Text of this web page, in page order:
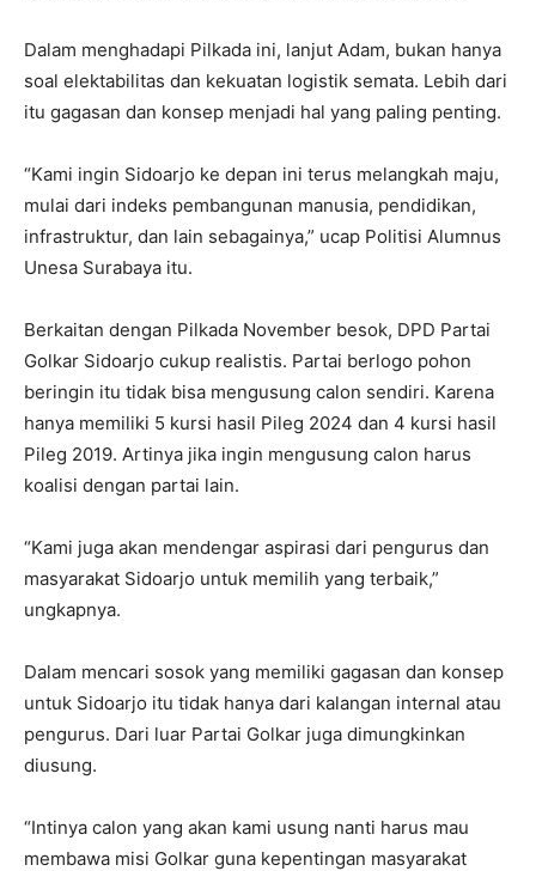
Dalam menghadapi Pilkada ini, lanjut Adam, bukan hanya
soal elektabilitas dan kekuatan logistik semata. Lebih dari
itu gagasan dan konsep menjadi hal yang paling penting.
“Kami ingin Sidoarjo ke depan ini terus melangkah maju,
mulai dari indeks pembangunan manusia, pendidikan,
infrastruktur, dan lain sebagainya,” ucap Politisi Alumnus
Unesa Surabaya itu.
Berkaitan dengan Pilkada November besok, DPD Partai
Golkar Sidoarjo cukup realistis. Partai berlogo pohon
beringin itu tidak bisa mengusung calon sendiri. Karena
hanya memiliki 5 kursi hasil Pileg 2024 dan 4 kursi hasil
Pileg 2019. Artinya jika ingin mengusung calon harus
koalisi dengan partai lain.
“Kami juga akan mendengar aspirasi dari pengurus dan
masyarakat Sidoarjo untuk memilih yang terbaik,”
ungkapnya.
Dalam mencari sosok yang memiliki gagasan dan konsep
untuk Sidoarjo itu tidak hanya dari kalangan internal atau
pengurus. Dari luar Partai Golkar juga dimungkinkan
diusung.
“Intinya calon yang akan kami usung nanti harus mau
membawa misi Golkar guna kepentingan masyarakat